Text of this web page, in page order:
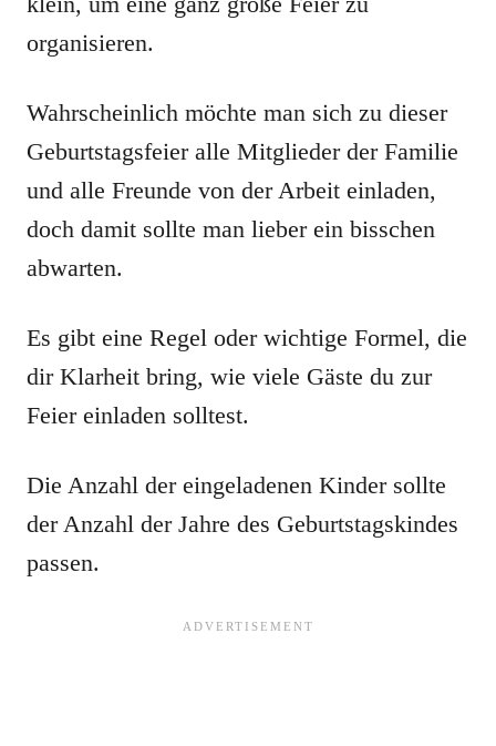
organisieren.
Wahrscheinlich möchte man sich zu dieser
Geburtstagsfeier alle Mitglieder der Familie
und alle Freunde von der Arbeit einladen,
doch damit sollte man lieber ein bisschen
abwarten.
Es gibt eine Regel oder wichtige Formel, die
dir Klarheit bring, wie viele Gäste du zur
Feier einladen solltest.
Die Anzahl der eingeladenen Kinder sollte
der Anzahl der Jahre des Geburtstagskindes
passen.